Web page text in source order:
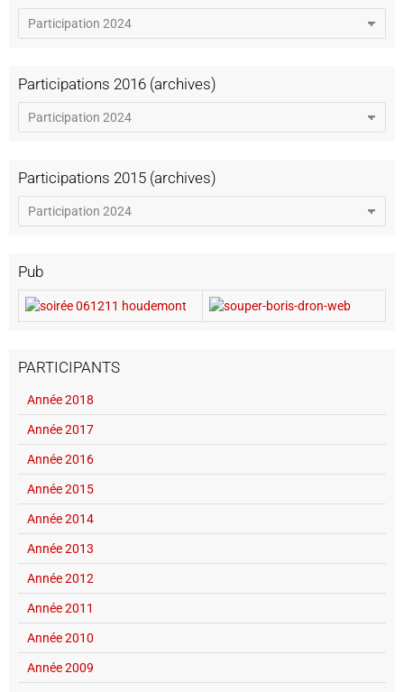
Participations 2016 (archives)
Participations 2015 (archives)
Pub
PARTICIPANTS
Année 2018
Année 2017
Année 2016
Année 2015
Année 2014
Année 2013
Année 2012
Année 2011
Année 2010
Année 2009